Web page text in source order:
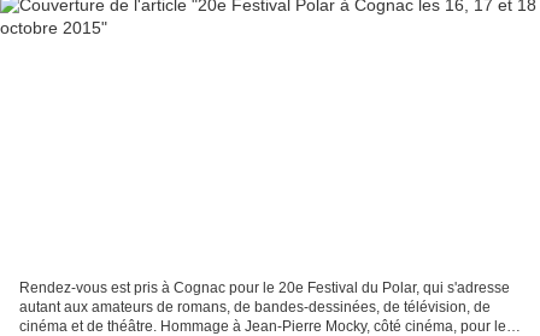
Rendez-vous est pris à Cognac pour le 20e Festival du Polar, qui s'adresse
autant aux amateurs de romans, de bandes-dessinées, de télévision, de
cinéma et de théâtre. Hommage à Jean-Pierre Mocky, côté cinéma, pour les